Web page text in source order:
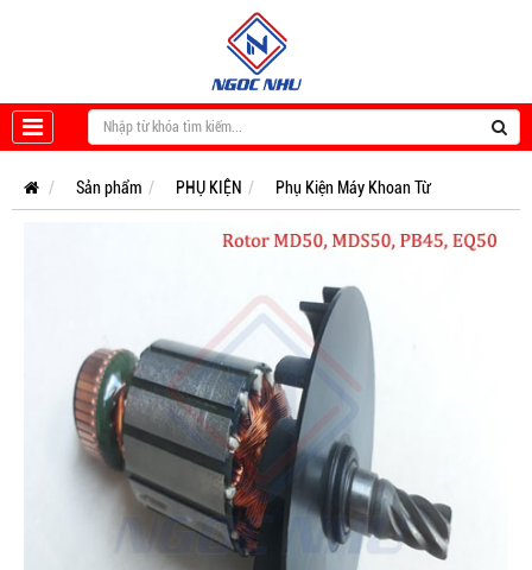
Sản phẩm PHỤ KIỆN Phụ Kiện Máy Khoan Từ